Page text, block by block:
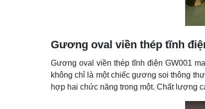
Gương oval viền thép tĩnh
Gương oval viền thép tĩnh điện GW001
không chỉ là một chiếc gương soi thông
hợp hai chức năng trong một. Chất lượng